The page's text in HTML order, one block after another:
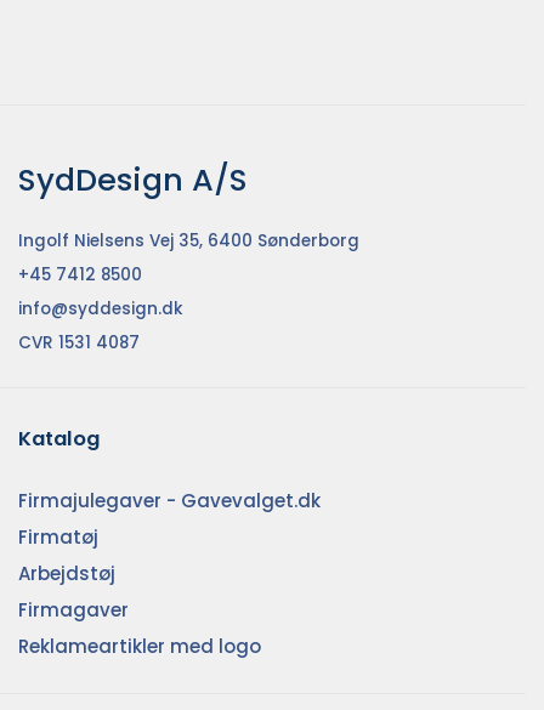
SydDesign A/S
Ingolf Nielsens Vej 35, 6400 Sønderborg
+45 7412 8500
info@syddesign.dk
CVR 1531 4087
Katalog
Firmajulegaver - Gavevalget.dk
Firmatøj
Arbejdstøj
Firmagaver
Reklameartikler med logo